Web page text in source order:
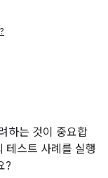
하는 것이 중요합
스트 사례를 실행
?